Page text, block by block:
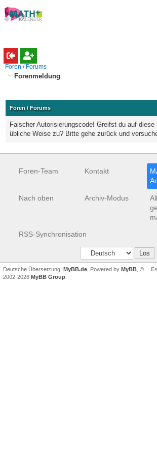
Foren / Forums
Forenmeldung
Foren / Forums
Falscher Autorisierungscode! Greifst du auf diese
übliche Weise zu? Bitte gehe zurück und
Foren-Team Kontakt
Nach oben Archiv-Modus
RSS-Synchronisation
Deutsche Übersetzung: MyBB.de , Powered by MyBB , ©
2002-2026 MyBB Group